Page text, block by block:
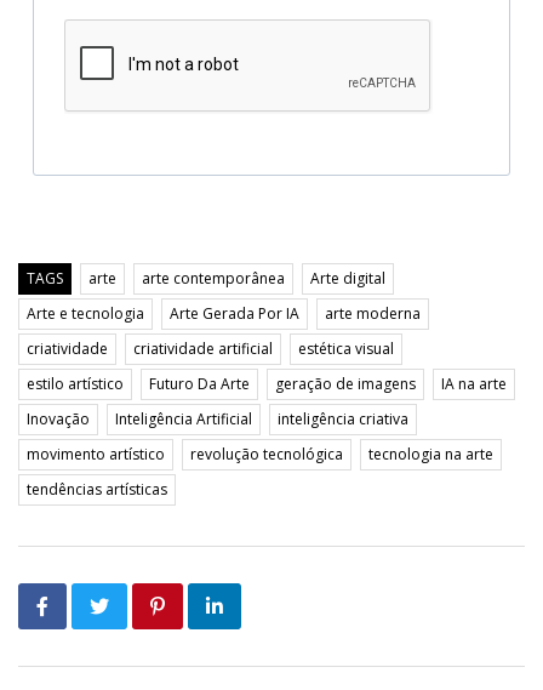
TAGS arte arte contemporânea
Arte digital
Arte e tecnologia
Arte Gerada Por IA
arte moderna
criatividade
criatividade artificial
estética visual
estilo artístico
Futuro Da Arte geração de imagens
IA na arte
Inovação
Inteligência Artificial
inteligência criativa
movimento artístico
revolução tecnológica
tecnologia na arte
tendências artísticas